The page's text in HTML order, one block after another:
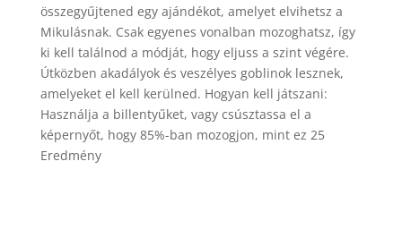
összegyűjtened egy ajándékot, amelyet elvihetsz a
Mikulásnak. Csak egyenes vonalban mozoghatsz, így
ki kell találnod a módját, hogy eljuss a szint végére.
Útközben akadályok és veszélyes goblinok lesznek,
amelyeket el kell kerülned. Hogyan kell játszani:
Használja a billentyűket, vagy csúsztassa el a
képernyőt, hogy 85%-ban mozogjon, mint ez 25
Eredmény